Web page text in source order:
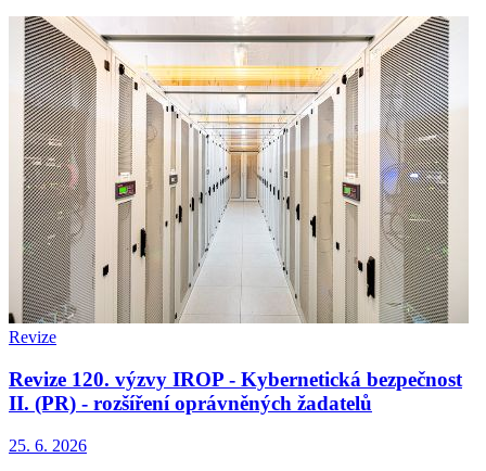
Revize
Revize 120. výzvy IROP - Kybernetická bezpečnost
II. (PR) - rozšíření oprávněných žadatelů
25. 6. 2026